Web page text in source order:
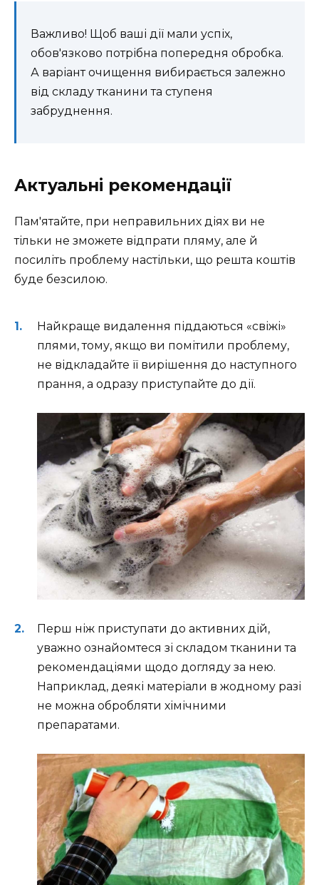
Важливо! Щоб ваші дії мали успіх,
обов'язково потрібна попередня обробка.
А варіант очищення вибирається залежно
від складу тканини та ступеня
забруднення.
Актуальні рекомендації
Пам'ятайте, при неправильних діях ви не
тільки не зможете відпрати пляму, але й
посиліть проблему настільки, що решта коштів
буде безсилою.
Найкраще видалення піддаються «свіжі»
плями, тому, якщо ви помітили проблему,
не відкладайте її вирішення до наступного
прання, а одразу приступайте до дії.
Перш ніж приступати до активних дій,
уважно ознайомтеся зі складом тканини та
рекомендаціями щодо догляду за нею.
Наприклад, деякі матеріали в жодному разі
не можна обробляти хімічними
препаратами.